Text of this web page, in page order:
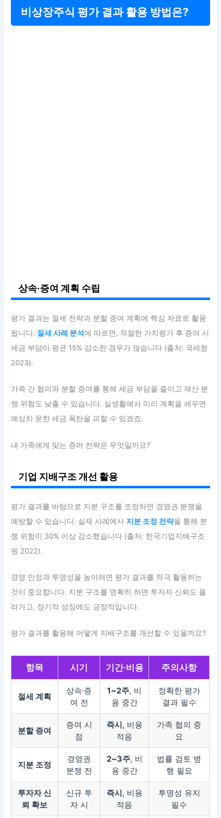
비상장주식 평가 결과 활용 방법은?
상속·증여 계획 수립
평가 결과는 절세 전략과 분할 증여 계획에 핵심 자료로 활용
됩니다. 절세 사례 분석에 따르면, 적절한 가치평가 후 증여 시
세금 부담이 평균 15% 감소한 경우가 많습니다 (출처: 국세청
2023).
가족 간 협의와 분할 증여를 통해 세금 부담을 줄이고 재산 분
쟁 위험도 낮출 수 있습니다. 실생활에서 미리 계획을 세우면
예상치 못한 세금 폭탄을 피할 수 있겠죠.
내 가족에게 맞는 증여 전략은 무엇일까요?
기업 지배구조 개선 활용
평가 결과를 바탕으로 지분 구조를 조정하면 경영권 분쟁을
예방할 수 있습니다. 실제 사례에서 지분 조정 전략을 통해 분
쟁 위험이 30% 이상 감소했습니다 (출처: 한국기업지배구조
원 2022).
경영 안정과 투명성을 높이려면 평가 결과를 적극 활용하는
것이 중요합니다. 지분 구조를 명확히 하면 투자자 신뢰도 올
라가고, 장기적 성장에도 긍정적입니다.
평가 결과를 활용해 어떻게 지배구조를 개선할 수 있을까요?
항목 시기 기간·비용 주의사항
절세 계획
상속·증
여 전
1~2주, 비
용 중간
정확한 평가
결과 필수
분할 증여
증여 시
점
즉시, 비용
적음
가족 협의 중
요
지분 조정
경영권
분쟁 전
2~3주, 비
용 중간
법률 검토 병
행 필요
투자자 신
뢰 확보
신규 투
자 시
즉시, 비용
적음
투명성 유지
필수